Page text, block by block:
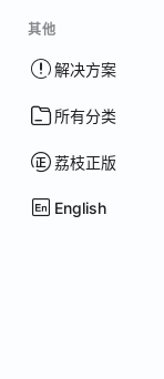
其他
解决方案
所有分类
荔枝正版
English